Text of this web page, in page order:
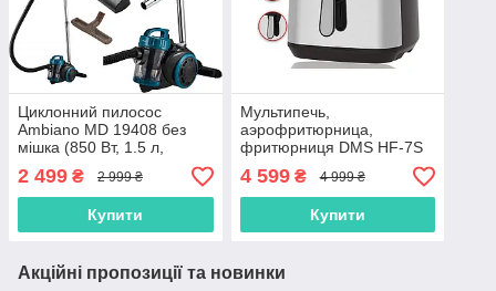
Циклонний пилосос
Ambiano MD 19408 без
мішка (850 Вт, 1.5 л,
Німеччина)
2 499 ₴ 2 999 ₴
Купити
Мультипечь,
аэрофритюрница,
фритюрниця DMS HF-7S
XXXL Air Fryer (7л, 1800Вт,
7 прог, Німеччина)
4 599₴ 4 999 ₴
Купити
Акційні пропозиції та новинки